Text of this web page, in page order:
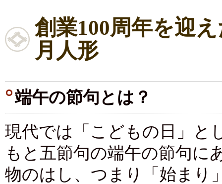
創業100周年を迎
月人形
端午の節句とは？
現代では「こどもの日」と
もと五節句の端午の節句に
物のはし、つまり「始まり